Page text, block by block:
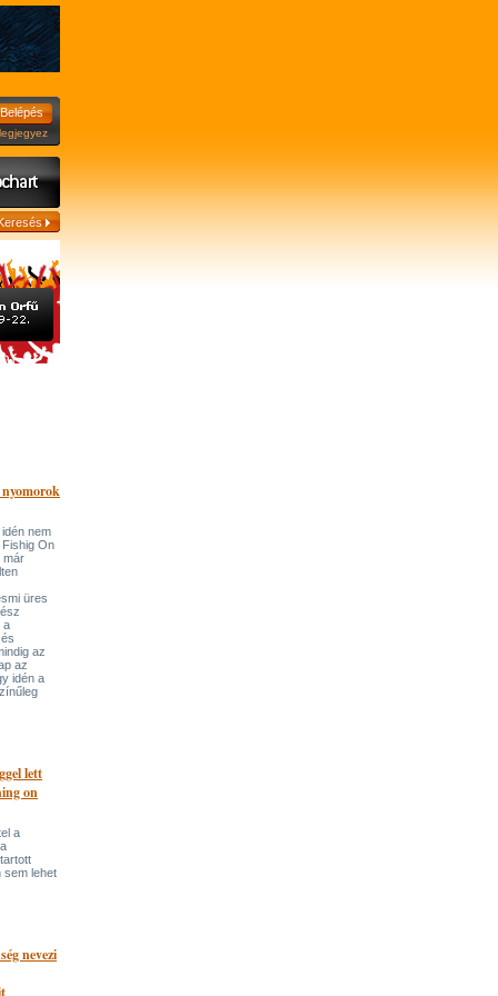
nem
On
már
üres
a
az
az
idén a
lett
on
a
sem lehet
nevezi